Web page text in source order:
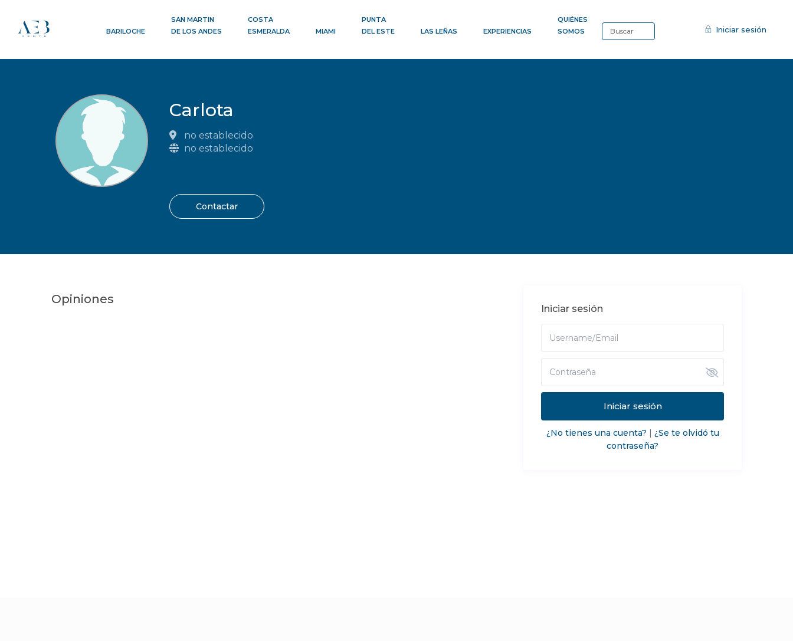
BARILOCHE
SAN MARTIN
DE LOS ANDES
COSTA
ESMERALDA
MIAMI
PUNTA
DEL ESTE
LAS LEÑAS EXPERIENCIAS
QUIÉNES
SOMOS
Iniciar sesión
Carlota
no establecido
no establecido
Contactar
Opiniones
Iniciar sesión
Iniciar sesión
¿No tienes una cuenta? | ¿Se te olvidó tu
contraseña?